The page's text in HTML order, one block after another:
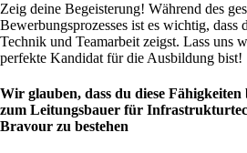
Zeig deine Begeisterung! Während des
Bewerbungsprozesses ist es wichtig, dass
Technik und Teamarbeit zeigst. Lass uns
perfekte Kandidat für die Ausbildung bist!
Wir glauben, dass du diese
zum Leitungsbauer für
Bravour zu bestehen